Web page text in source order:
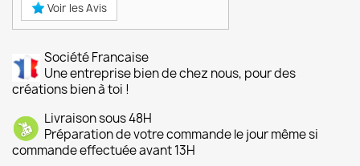
Voir les Avis
Société Francaise
Une entreprise bien de chez nous, pour des
créations bien à toi !
Livraison sous 48H
Préparation de votre commande le jour même si
commande effectuée avant 13H